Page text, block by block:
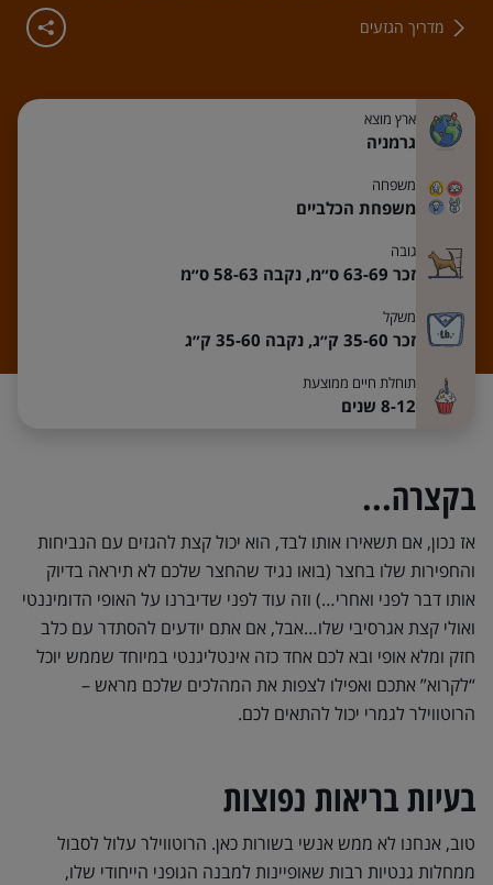
מדריך הגזעים
ארץ מוצא
גרמניה
משפחה
משפחת הכלביים
גובה
זכר 63-69 ס״מ, נקבה 58-63 ס״מ
משקל
זכר 35-60 ק״ג, נקבה 35-60 ק״ג
תוחלת חיים ממוצעת
8-12 שנים
בקצרה...
אז נכון, אם תשאירו אותו לבד, הוא יכול קצת להגזים עם הנביחות
והחפירות שלו בחצר (בואו נגיד שהחצר שלכם לא תיראה בדיוק
אותו דבר לפני ואחרי…) וזה עוד לפני שדיברנו על האופי הדומיננטי
ואולי קצת אגרסיבי שלו…אבל, אם אתם יודעים להסתדר עם כלב
חזק ומלא אופי ובא לכם אחד כזה אינטליגנטי במיוחד שממש יוכל
“לקרוא” אתכם ואפילו לצפות את המהלכים שלכם מראש –
הרוטווילר לגמרי יכול להתאים לכם.
בעיות בריאות נפוצות
טוב, אנחנו לא ממש אנשי בשורות כאן. הרוטווילר עלול לסבול
ממחלות גנטיות רבות שאופיינות למבנה הגופני הייחודי שלו,